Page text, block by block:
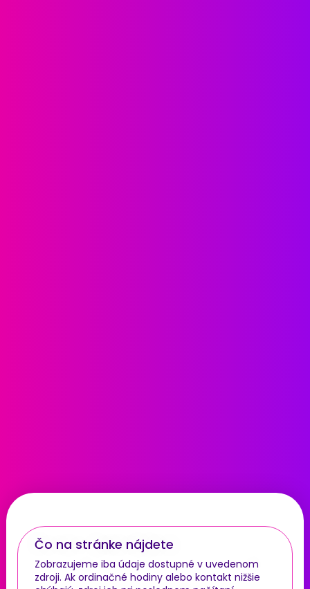
Čo na stránke nájdete
Zobrazujeme iba údaje dostupné v uvedenom
zdroji. Ak ordinačné hodiny alebo kontakt nižšie